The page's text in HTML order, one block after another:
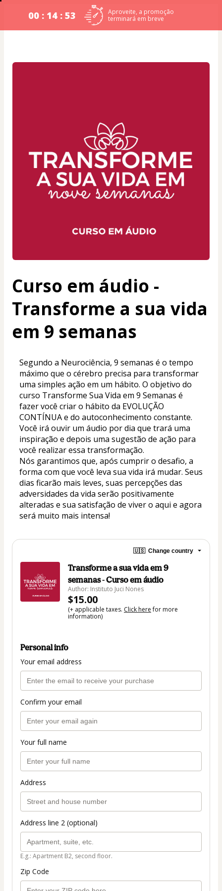
00 : 14 : 53
Aproveite, a promoção
terminará em breve
Curso em áudio -
Transforme a sua vida
em 9 semanas
Segundo a Neurociência, 9 semanas é o tempo
máximo que o cérebro precisa para transformar
uma simples ação em um hábito. O objetivo do
curso Transforme Sua Vida em 9 Semanas é
fazer você criar o hábito da EVOLUÇÃO
CONTÍNUA e do autoconhecimento constante.
Você irá ouvir um áudio por dia que trará uma
inspiração e depois uma sugestão de ação para
você realizar essa transformação.
Nós garantimos que, após cumprir o desafio, a
forma com que você leva sua vida irá mudar. Seus
dias ficarão mais leves, suas percepções das
adversidades da vida serão positivamente
alteradas e sua satisfação de viver o aqui e agora
será muito mais intensa!
🇺🇸 Change country
Transforme a sua vida em 9
semanas - Curso em áudio
Author: Instituto Juci Nones
$15.00
(+ applicable taxes. Click herefor more
information)
Personal info
Your email address
Confirm your email
Your full name
Address
Address line 2 (optional)
E.g.: Apartment B2, second floor.
Zip Code